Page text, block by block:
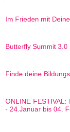
Im Frieden mit
Butterfly Summit 3.0
Finde deine
ONLINE
- 24.Januar bis 04.